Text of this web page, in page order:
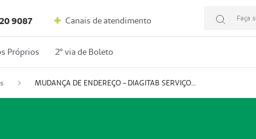
9087 Canais de atendimento Faça
Próprios 2º via de Boleto
MUDANÇA DE ENDEREÇO - DIAGITAB SERVIÇOS MÉDICOS LTDA (54003267-5)